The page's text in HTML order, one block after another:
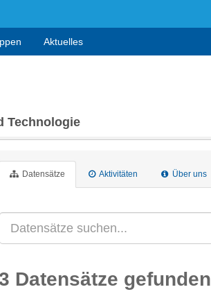
Aktuelles
Technologie
Datensätze Aktivitäten Über uns
Datensätze gefunden